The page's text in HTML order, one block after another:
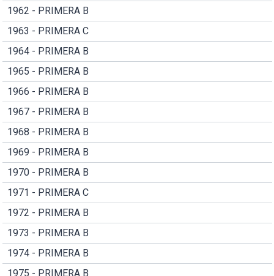
1962 - PRIMERA B
1963 - PRIMERA C
1964 - PRIMERA B
1965 - PRIMERA B
1966 - PRIMERA B
1967 - PRIMERA B
1968 - PRIMERA B
1969 - PRIMERA B
1970 - PRIMERA B
1971 - PRIMERA C
1972 - PRIMERA B
1973 - PRIMERA B
1974 - PRIMERA B
1975 - PRIMERA B